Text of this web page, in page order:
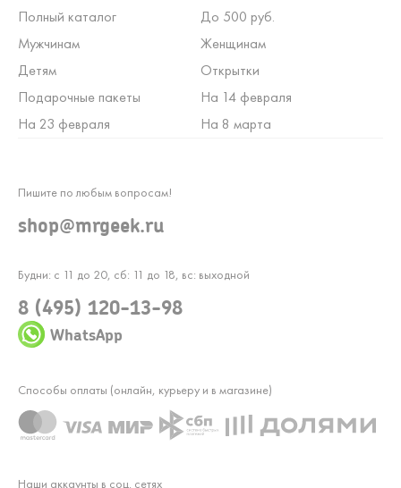
Полный каталог
До 500 руб.
Мужчинам
Женщинам
Детям
Открытки
Подарочные пакеты
На 14 февраля
На 23 февраля
На 8 марта
Будни: с 11 до 20, сб: 11 до 18, вс: выходной
8 (495) 120-13-98
WhatsApp
Пишите по любым вопросам!
shop@mrgeek.ru
Наши аккаунты в соц. сетях
Способы оплаты (онлайн, курьеру и в магазине)